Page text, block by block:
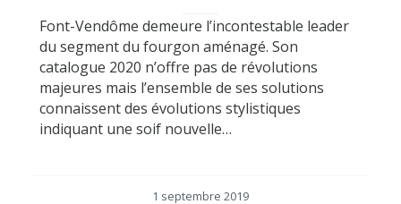
Font-Vendôme demeure l’incontestable leader
du segment du fourgon aménagé. Son
catalogue 2020 n’offre pas de révolutions
majeures mais l’ensemble de ses solutions
connaissent des évolutions stylistiques
indiquant une soif nouvelle…
1 septembre 2019